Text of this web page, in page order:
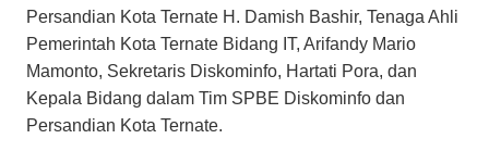
Persandian Kota Ternate H. Damish Bashir, Tenaga Ahli
Pemerintah Kota Ternate Bidang IT, Arifandy Mario
Mamonto, Sekretaris Diskominfo, Hartati Pora, dan
Kepala Bidang dalam Tim SPBE Diskominfo dan
Persandian Kota Ternate.